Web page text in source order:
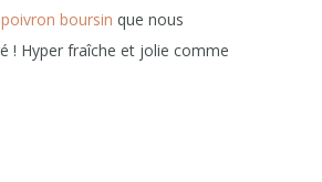
boursin que nous
! Hyper fraîche et jolie comme